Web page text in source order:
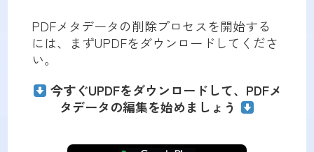
PDFメタデータの削除プロセスを開始する
には、まずUPDFをダウンロードしてくださ
い。
今すぐUPDFをダウンロードして、PDFメ
タデータの編集を始めましょう